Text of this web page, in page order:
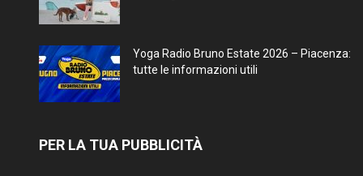
Yoga Radio Bruno Estate 2026 – Piacenza:
tutte le informazioni utili
PER LA TUA PUBBLICITÀ